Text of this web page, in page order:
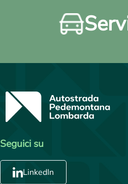
Seguici su
LinkedIn